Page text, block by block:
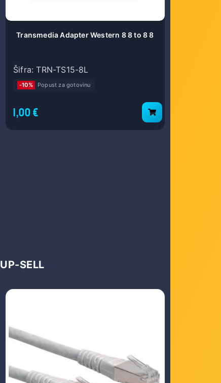
Transmedia Adapter Western 8 8 to 8 8
Šifra: TRN-TS15-8L
-10% Popust za gotovinu
1,00 €
UP-SELL